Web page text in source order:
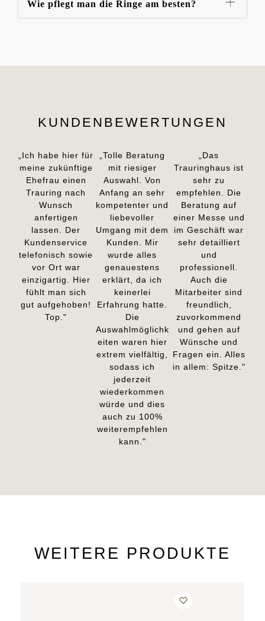
Wie pflegt man die Ringe am besten?
KUNDENBEWERTUNGEN
„Ich habe hier für
meine zukünftige
Ehefrau einen
Trauring nach
Wunsch
anfertigen
lassen. Der
Kundenservice
telefonisch sowie
vor Ort war
einzigartig. Hier
fühlt man sich
gut aufgehoben!
Top."
„Tolle Beratung
mit riesiger
Auswahl. Von
Anfang an sehr
kompetenter und
liebevoller
Umgang mit dem
Kunden. Mir
wurde alles
genauestens
erklärt, da ich
keinerlei
Erfahrung hatte.
Die
Auswahlmöglichk
eiten waren hier
extrem vielfältig,
sodass ich
jederzeit
wiederkommen
würde und dies
auch zu 100%
weiterempfehlen
kann."
„Das
Trauringhaus ist
sehr zu
empfehlen. Die
Beratung auf
einer Messe und
im Geschäft war
sehr detailliert
und
professionell.
Auch die
Mitarbeiter sind
freundlich,
zuvorkommend
und gehen auf
Wünsche und
Fragen ein. Alles
in allem: Spitze."
WEITERE PRODUKTE